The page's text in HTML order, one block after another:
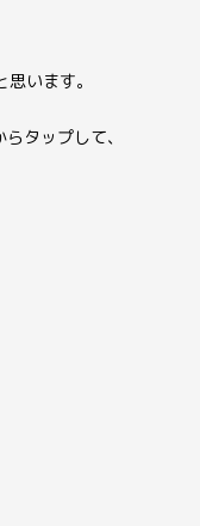
います。
タップして、